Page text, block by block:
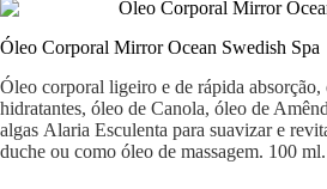
Óleo Corporal Mirror Ocean Swedish Spa
Óleo corporal ligeiro e de rápida absorção,
hidratantes, óleo de Canola, óleo de
algas Alaria Esculenta para suavizar e
duche ou como óleo de massagem. 100 ml.